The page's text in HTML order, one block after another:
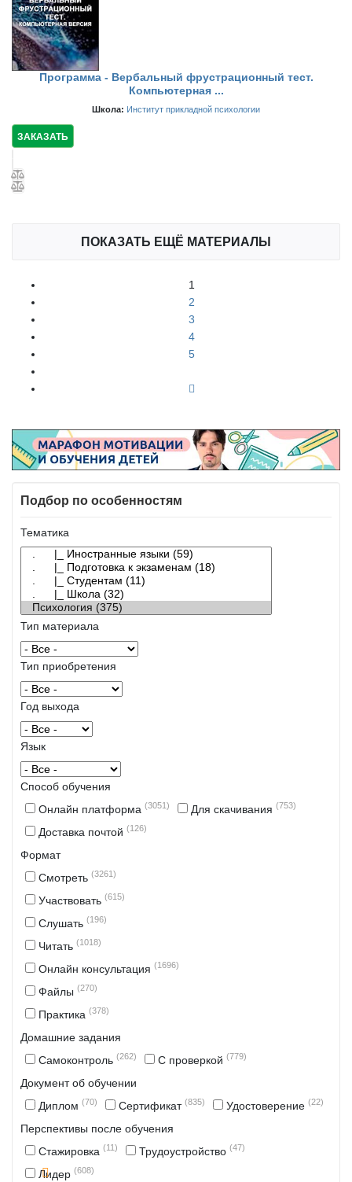
Подбор по особенностям
Тематика
Тип материала
Тип приобретения
Год выхода
Язык
Способ обучения
Онлайн платформа (3051) Для скачивания (753)
Доставка почтой (126)
Формат
Смотреть (3261)
Участвовать (615)
Слушать (196)
Читать (1018)
Онлайн консультация (1696)
Файлы (270)
Практика (378)
Домашние задания
Самоконтроль (262) С проверкой (779)
Документ об обучении
Диплом (70) Сертификат (835) Удостоверение (22)
Перспективы после обучения
Стажировка (11) Трудоустройство (47)
Лидер (608)
Программа - Вербальный фрустрационный тест.
Компьютерная ...
Школа: Институт прикладной психологии
ЗАКАЗАТЬ
ПОКАЗАТЬ ЕЩЁ МАТЕРИАЛЫ
1
2
3
4
5